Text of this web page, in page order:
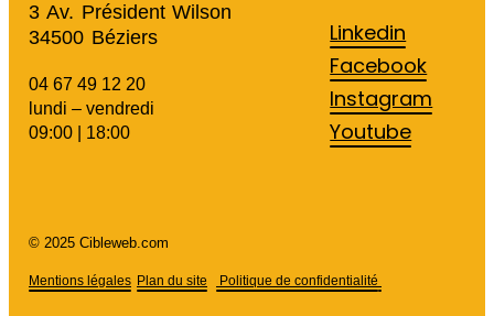
3 Av. Président Wilson
34500 Béziers
04 67 49 12 20
lundi – vendredi
09:00 | 18:00
Linkedin
Facebook
Instagram
Youtube
© 2025 Cibleweb.com
Mentions légales Plan du site Politique de confidentialité